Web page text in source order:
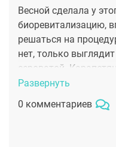
Весной сделала у
биоревитализацию,
решаться на
нет, только
сероватой.
Следов от уколов
день, кожа стала
нужного эффекта я
Развернуть
0 комментариев